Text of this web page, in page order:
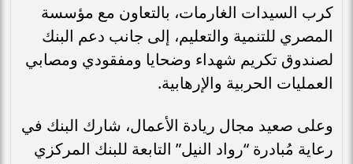
كرب السيدات الغارمات، بالتعاون مع مؤسسة
المصري للتنمية والتعليم، إلى جانب دعم البنك
لصندوق تكريم شهداء وضحايا ومفقودي ومصابي
العمليات الحربية والإرهابية.
وعلى صعيد مجال ريادة الأعمال، شارك البنك في
رعاية مُبادرة “رواد النيل” التابعة للبنك المركزي